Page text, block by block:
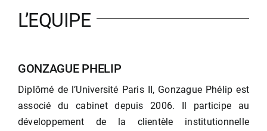
L’EQUIPE
GONZAGUE PHELIP
Diplômé de l’Université Paris II, Gonzague Phélip est
associé du cabinet depuis 2006. Il participe au
développement de la clientèle institutionnelle